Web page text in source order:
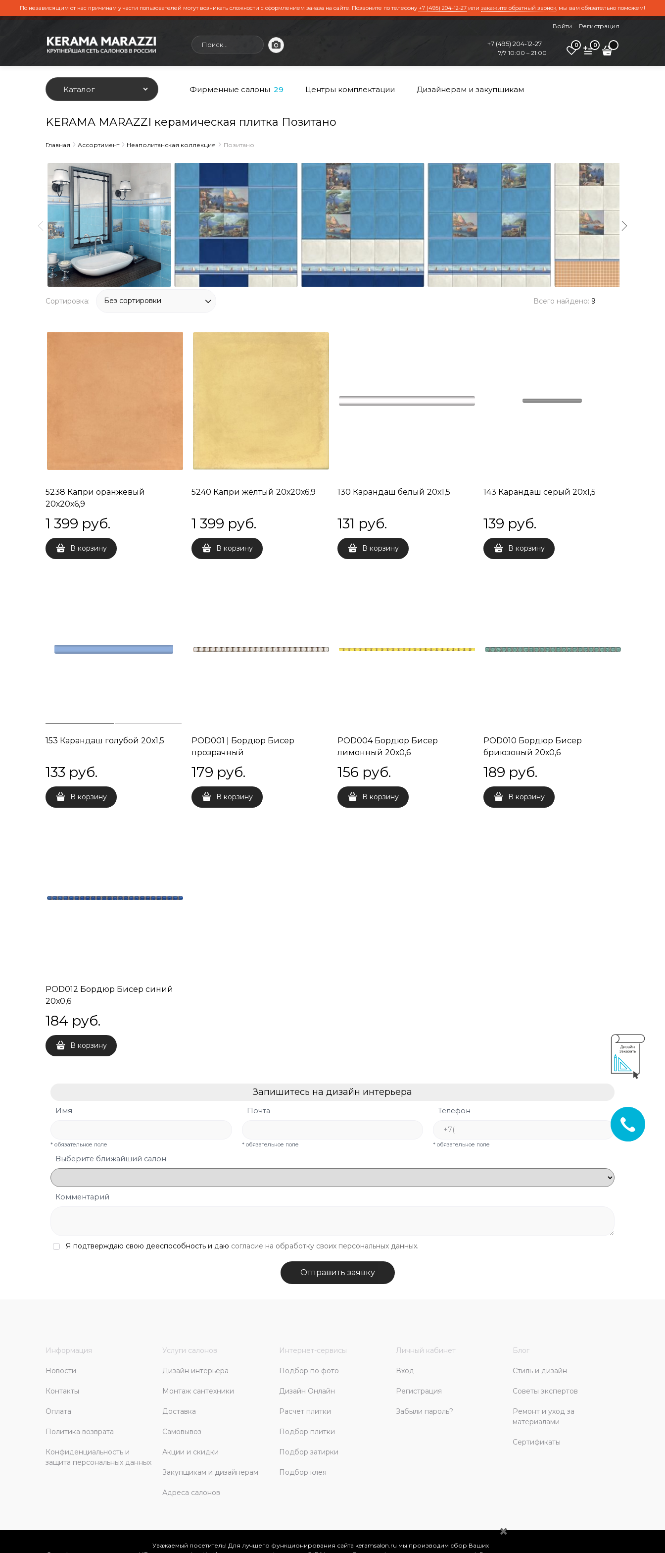
По независящим от нас причинам у части пользователей могут возникать сложности с оформлением заказа на сайте. Позвоните по телефону +7 (495) 204-12-27 или закажите обратный звонок, мы вам обязательно поможем!
Войти Регистрация
+7 (495) 204-12-27
7/7 10:00 – 21:00
0 0
Каталог Фирменные салоны 29 Центры комплектации Дизайнерам и закупщикам
KERAMA MARAZZI керамическая плитка Позитано
Главная Ассортимент Неаполитанская коллекция Позитано
Сортировка: Всего найдено: 9
5238 Капри оранжевый
20х20х6,9
1 399 руб.
В корзину
5240 Капри жёлтый 20х20х6,9
1 399 руб.
В корзину
130 Карандаш белый 20х1,5
131 руб.
В корзину
143 Карандаш серый 20х1,5
139 руб.
В корзину
153 Карандаш голубой 20х1,5
133 руб.
В корзину
POD001 | Бордюр Бисер
прозрачный
179 руб.
В корзину
POD004 Бордюр Бисер
лимонный 20х0,6
156 руб.
В корзину
POD010 Бордюр Бисер
бриюзовый 20х0,6
189 руб.
В корзину
POD012 Бордюр Бисер синий
20х0,6
184 руб.
В корзину
Запишитесь на дизайн интерьера
Имя
* обязательное поле
Почта
* обязательное поле
Телефон
* обязательное поле
Выберите ближайший салон
Комментарий
Я подтверждаю свою дееспособность и даю согласие на обработку своих персональных данных.
Отправить заявку
Информация
Новости
Контакты
Оплата
Политика возврата
Конфиденциальность и
защита персональных данных
Услуги салонов
Дизайн интерьера
Монтаж сантехники
Доставка
Самовывоз
Акции и скидки
Закупщикам и дизайнерам
Адреса салонов
Интернет-сервисы
Подбор по фото
Дизайн Онлайн
Расчет плитки
Подбор плитки
Подбор затирки
Подбор клея
Личный кабинет
Вход
Регистрация
Забыли пароль?
Блог
Стиль и дизайн
Советы экспертов
Ремонт и уход за
материалами
Сертификаты
Уважаемый посетитель! Для лучшего функционирования сайта keramsalon.ru мы производим сбор Ваших